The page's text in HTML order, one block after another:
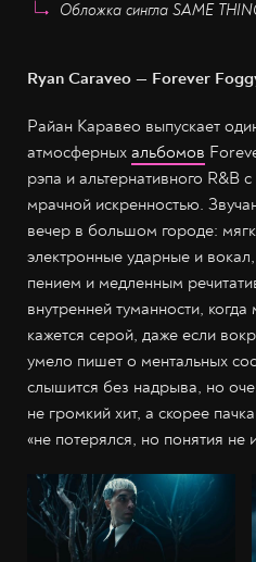
Обложка сингла SAME
Ryan Caraveo — Forever
Райан Каравео выпускает
атмосферных альбомов
рэпа и альтернативного R&B
мрачной искренностью.
вечер в большом городе:
электронные ударные и
пением и медленным
внутренней туманности,
кажется серой, даже если
умело пишет о ментальных
слышится без надрыва, но
не громкий хит, а скорее
«не потерялся, но понятия не